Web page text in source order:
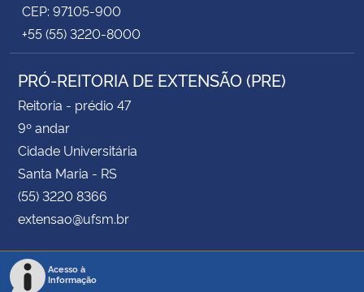
CEP: 97105-900
+55 (55) 3220-8000
PRÓ-REITORIA DE EXTENSÃO (PRE)
Reitoria - prédio 47
9º andar
Cidade Universitária
Santa Maria - RS
(55) 3220 8366
extensao@ufsm.br
Acesso à
Informação